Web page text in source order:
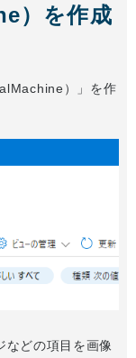
）を作成
）」を作
などの項目を画像